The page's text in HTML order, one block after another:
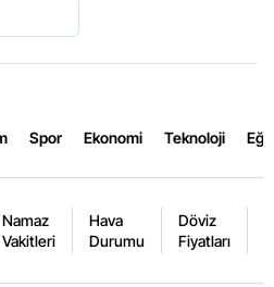
Spor Ekonomi Teknoloji
Namaz
Vakitleri
Hava
Durumu
Döviz
Fiyatları